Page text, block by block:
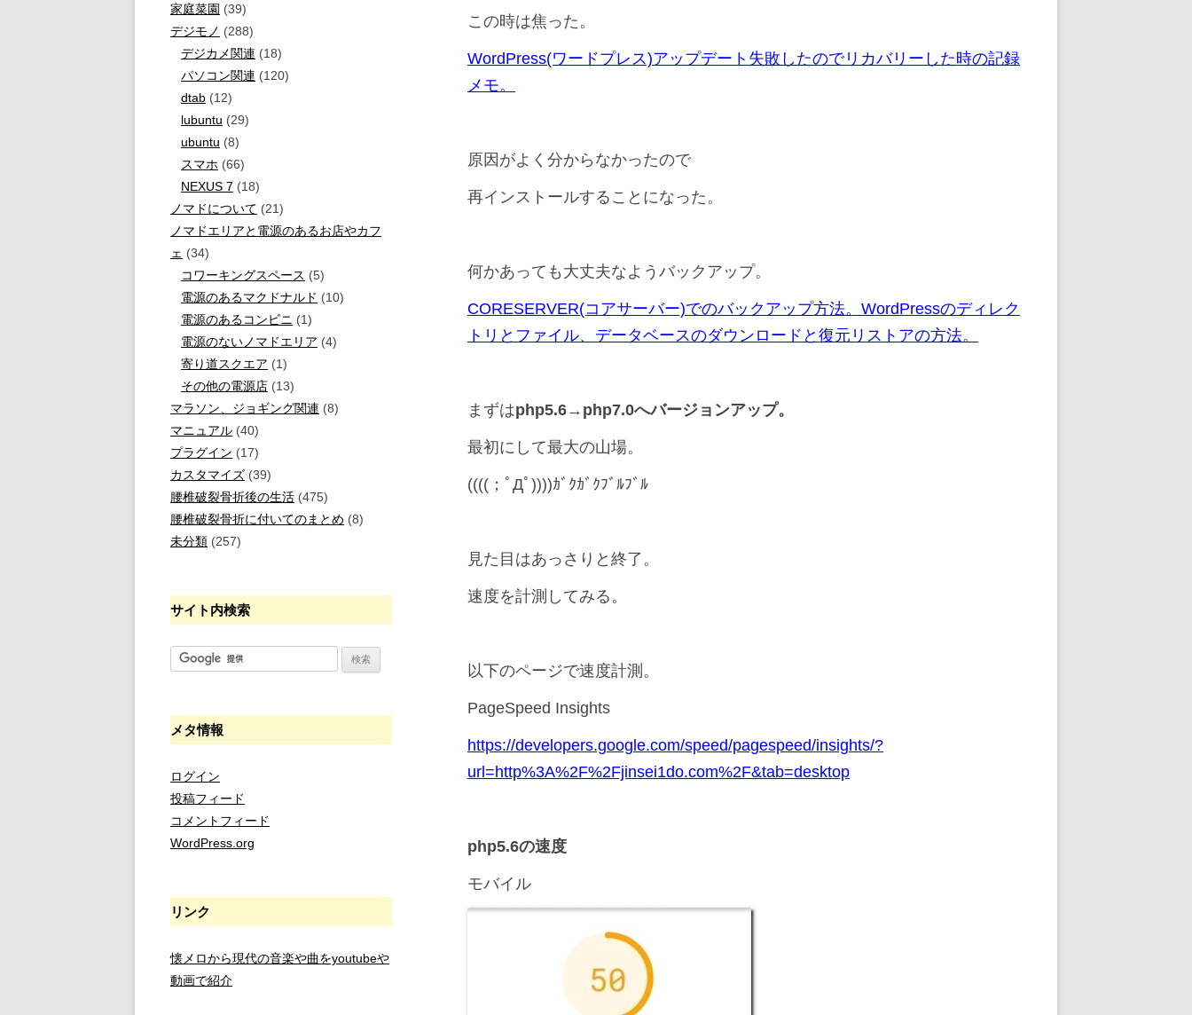
この時は焦った。
WordPress(ワードプレス)アップデート失敗したのでリカバリーした時の記録
メモ。
原因がよく分からなかったので
再インストールすることになった。
何かあっても大丈夫なようバックアップ。
CORESERVER(コアサーバー)でのバックアップ方法。WordPressのディレク
トリとファイル、データベースのダウンロードと復元リストアの方法。
まずはphp5.6→php7.0へバージョンアップ。
最初にして最大の山場。
((((；ﾟДﾟ))))ｶﾞｸｶﾞｸﾌﾞﾙﾌﾞﾙ
見た目はあっさりと終了。
速度を計測してみる。
以下のページで速度計測。
PageSpeed Insights
https://developers.google.com/speed/pagespeed/insights/?
url=http%3A%2F%2Fjinsei1do.com%2F&tab=desktop
php5.6の速度
モバイル
家庭菜園 (39)
デジモノ (288)
デジカメ関連 (18)
パソコン関連 (120)
dtab (12)
lubuntu (29)
ubuntu (8)
スマホ (66)
NEXUS 7 (18)
ノマドについて (21)
ノマドエリアと電源のあるお店やカフ
ェ (34)
コワーキングスペース (5)
電源のあるマクドナルド (10)
電源のあるコンビニ (1)
電源のないノマドエリア (4)
寄り道スクエア (1)
その他の電源店 (13)
マラソン、ジョギング関連 (8)
マニュアル (40)
プラグイン (17)
カスタマイズ (39)
腰椎破裂骨折後の生活 (475)
腰椎破裂骨折に付いてのまとめ (8)
未分類 (257)
サイト内検索
メタ情報
ログイン
投稿フィード
コメントフィード
WordPress.org
リンク
懐メロから現代の音楽や曲をyoutubeや
動画で紹介